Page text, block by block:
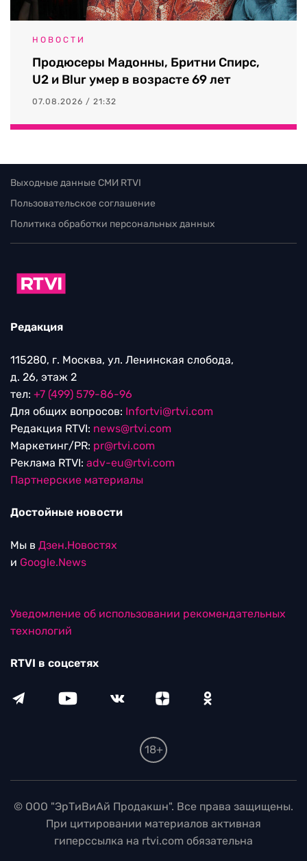
НОВОСТИ
Продюсеры Мадонны, Бритни Спирс,
U2 и Blur умер в возрасте 69 лет
07.08.2026 / 21:32
Выходные данные СМИ RTVI
Пользовательское соглашение
Политика обработки персональных данных
Редакция
115280, г. Москва, ул. Ленинская слобода,
д. 26, этаж 2
тел: +7 (499) 579-86-96
Для общих вопросов: Infortvi@rtvi.com
Редакция RTVI: news@rtvi.com
Маркетинг/PR: pr@rtvi.com
Реклама RTVI: adv-eu@rtvi.com
Партнерские материалы
Достойные новости
Мы в Дзен.Новостях
и Google.News
Уведомление об использовании рекомендательных
технологий
RTVI в соцсетях
18+
© ООО "ЭрТиВиАй Продакшн". Все права защищены.
При цитировании материалов активная
гиперссылка на rtvi.com обязательна